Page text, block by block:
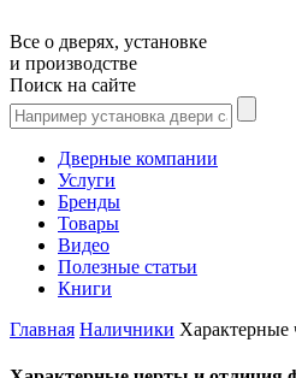
Все о дверях, установке
и производстве
Поиск на сайте
Дверные компании
Услуги
Бренды
Товары
Видео
Полезные статьи
Книги
Главная Наличники Характерные